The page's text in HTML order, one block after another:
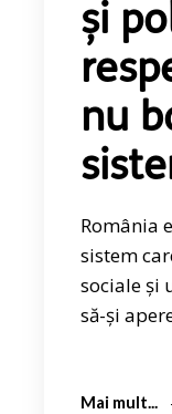
și
nu
România
sistem
sociale și
să-și
Mai mult...